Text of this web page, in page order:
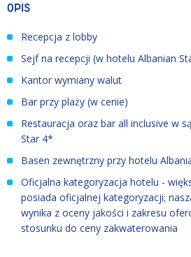
OPIS
Recepcja z lobby
Sejf na recepcji (w hotelu Albanian
Kantor wymiany walut
Bar przy plaży (w cenie)
Restauracja oraz bar all inclusive w
Star 4*
Basen zewnętrzny przy hotelu
Oficjalna kategoryzacja hotelu -
posiada oficjalnej kategoryzacji;
wynika z oceny jakości i zakresu
stosunku do ceny zakwaterowania